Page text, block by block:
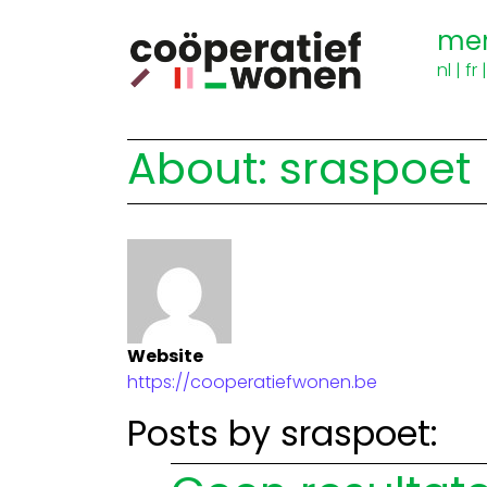
nl | fr
About: sraspoet
Website
https://cooperatiefwonen.be
Posts by sraspoet: